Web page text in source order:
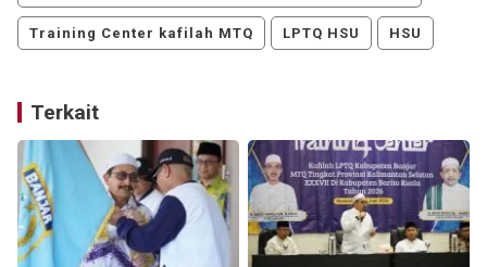
Training Center kafilah MTQ LPTQ HSU HSU
Terkait